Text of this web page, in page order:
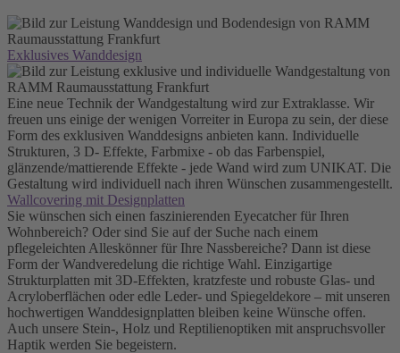
Exklusives Wanddesign
Eine neue Technik der Wandgestaltung wird zur Extraklasse. Wir
freuen uns einige der wenigen Vorreiter in Europa zu sein, der diese
Form des exklusiven Wanddesigns anbieten kann. Individuelle
Strukturen, 3 D- Effekte, Farbmixe - ob das Farbenspiel,
glänzende/mattierende Effekte - jede Wand wird zum UNIKAT. Die
Gestaltung wird individuell nach ihren Wünschen zusammengestellt.
Wallcovering mit Designplatten
Sie wünschen sich einen faszinierenden Eyecatcher für Ihren
Wohnbereich? Oder sind Sie auf der Suche nach einem
pflegeleichten Alleskönner für Ihre Nassbereiche? Dann ist diese
Form der Wandveredelung die richtige Wahl. Einzigartige
Strukturplatten mit 3D-Effekten, kratzfeste und robuste Glas- und
Acryloberflächen oder edle Leder- und Spiegeldekore – mit unseren
hochwertigen Wanddesignplatten bleiben keine Wünsche offen.
Auch unsere Stein-, Holz und Reptilienoptiken mit anspruchsvoller
Haptik werden Sie begeistern.